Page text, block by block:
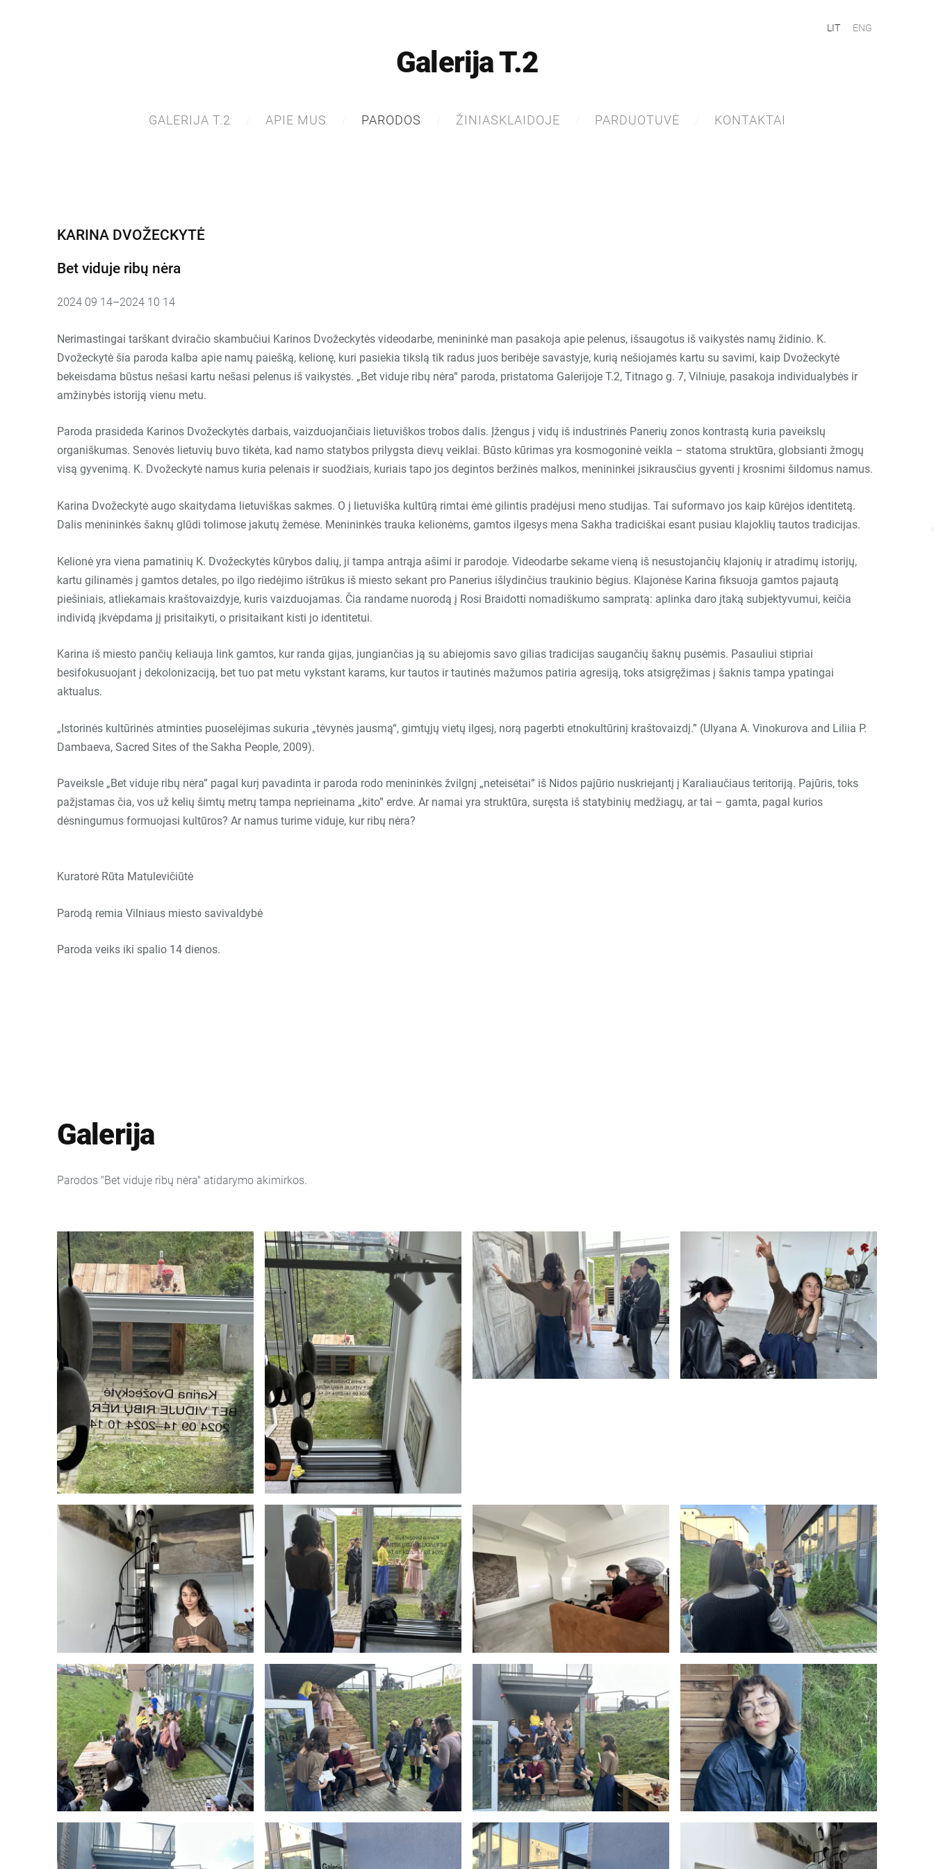
Galerija T.2
GALERIJA T.2 APIE MUS PARODOS ŽINIASKLAIDOJE PARDUOTUVĖ KONTAKTAI
LIT ENG
KARINA DVOŽECKYTĖ
Bet viduje ribų nėra
2024 09 14–2024 10 14
Nerimastingai tarškant dviračio skambučiui Karinos Dvožeckytės videodarbe, menininkė man pasakoja apie pelenus, išsaugotus iš vaikystės namų židinio. K.
Dvožeckytė šia paroda kalba apie namų paiešką, kelionę, kuri pasiekia tikslą tik radus juos beribėje savastyje, kurią nešiojamės kartu su savimi, kaip Dvožeckytė
bekeisdama būstus nešasi kartu nešasi pelenus iš vaikystės. „Bet viduje ribų nėra“ paroda, pristatoma Galerijoje T.2, Titnago g. 7, Vilniuje, pasakoja individualybės ir
amžinybės istoriją vienu metu.
Paroda prasideda Karinos Dvožeckytės darbais, vaizduojančiais lietuviškos trobos dalis. Įžengus į vidų iš industrinės Panerių zonos kontrastą kuria paveikslų
organiškumas. Senovės lietuvių buvo tikėta, kad namo statybos prilygsta dievų veiklai. Būsto kūrimas yra kosmogoninė veikla – statoma struktūra, globsianti žmogų
visą gyvenimą. K. Dvožeckytė namus kuria pelenais ir suodžiais, kuriais tapo jos degintos beržinės malkos, menininkei įsikrausčius gyventi į krosnimi šildomus namus.
Karina Dvožeckytė augo skaitydama lietuviškas sakmes. O į lietuviška kultūrą rimtai ėmė gilintis pradėjusi meno studijas. Tai suformavo jos kaip kūrėjos identitetą.
Dalis menininkės šaknų glūdi tolimose jakutų žemėse. Menininkės trauka kelionėms, gamtos ilgesys mena Sakha tradiciškai esant pusiau klajoklių tautos tradicijas.
Kelionė yra viena pamatinių K. Dvožeckytės kūrybos dalių, ji tampa antrąja ašimi ir parodoje. Videodarbe sekame vieną iš nesustojančių klajonių ir atradimų istorijų,
kartu gilinamės į gamtos detales, po ilgo riedėjimo ištrūkus iš miesto sekant pro Panerius išlydinčius traukinio bėgius. Klajonėse Karina fiksuoja gamtos pajautą
piešiniais, atliekamais kraštovaizdyje, kuris vaizduojamas. Čia randame nuorodą į Rosi Braidotti nomadiškumo sampratą: aplinka daro įtaką subjektyvumui, keičia
individą įkvėpdama jį prisitaikyti, o prisitaikant kisti jo identitetui.
Karina iš miesto pančių keliauja link gamtos, kur randa gijas, jungiančias ją su abiejomis savo gilias tradicijas saugančių šaknų pusėmis. Pasauliui stipriai
besifokusuojant į dekolonizaciją, bet tuo pat metu vykstant karams, kur tautos ir tautinės mažumos patiria agresiją, toks atsigręžimas į šaknis tampa ypatingai
aktualus.
„Istorinės kultūrinės atminties puoselėjimas sukuria „tėvynės jausmą“, gimtųjų vietų ilgesį, norą pagerbti etnokultūrinį kraštovaizdį.” (Ulyana A. Vinokurova and Liliia P.
Dambaeva, Sacred Sites of the Sakha People, 2009).
Paveiksle „Bet viduje ribų nėra” pagal kurį pavadinta ir paroda rodo menininkės žvilgnį „neteisėtai” iš Nidos pajūrio nuskriejantį į Karaliaučiaus teritoriją. Pajūris, toks
pažįstamas čia, vos už kelių šimtų metrų tampa neprieinama „kito” erdve. Ar namai yra struktūra, suręsta iš statybinių medžiagų, ar tai – gamta, pagal kurios
dėsningumus formuojasi kultūros? Ar namus turime viduje, kur ribų nėra?
Kuratorė Rūta Matulevičiūtė
Parodą remia Vilniaus miesto savivaldybė
Paroda veiks iki spalio 14 dienos.
Galerija
Parodos "Bet viduje ribų nėra" atidarymo akimirkos.